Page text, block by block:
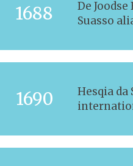
1688
De
Suasso
1690
Hesqia da